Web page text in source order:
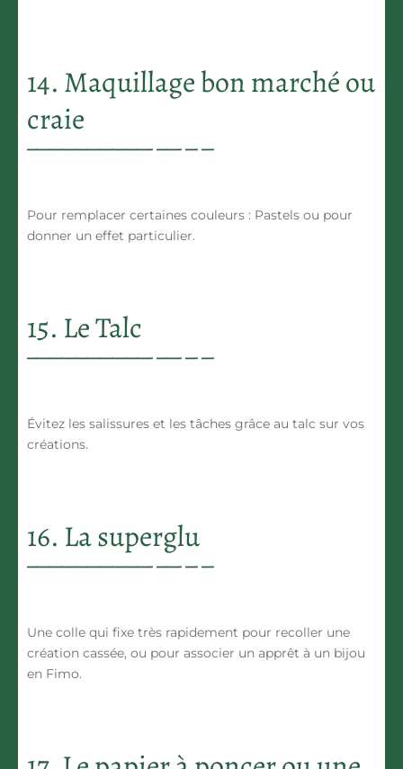
14. Maquillage bon marché ou
craie
Pour remplacer certaines couleurs : Pastels ou pour
donner un effet particulier.
15. Le Talc
Évitez les salissures et les tâches grâce au talc sur vos
créations.
16. La superglu
Une colle qui fixe très rapidement pour recoller une
création cassée, ou pour associer un apprêt à un bijou
en Fimo.